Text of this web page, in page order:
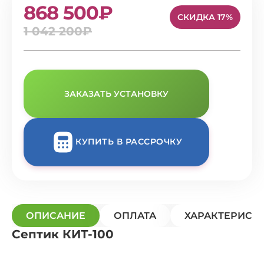
868 500₽
1 042 200₽
СКИДКА 17%
ЗАКАЗАТЬ УСТАНОВКУ
КУПИТЬ В РАССРОЧКУ
ОПИСАНИЕ ОПЛАТА
Септик КИТ-100